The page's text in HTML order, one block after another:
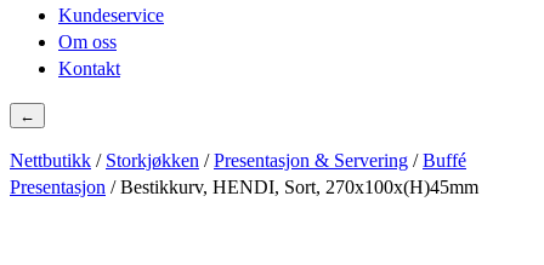
Kundeservice
Om oss
Kontakt
←
Nettbutikk / Storkjøkken /Presentasjon & Servering /Buffé
Presentasjon / Bestikkurv, HENDI, Sort, 270x100x(H)45mm